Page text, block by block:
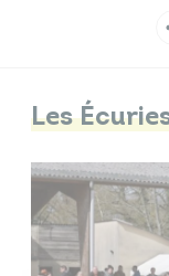
Les
Annuaires